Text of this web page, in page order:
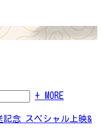
+ MORE
記念 スペシャル上映&